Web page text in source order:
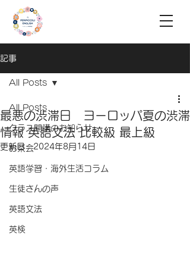
記事
All Posts
クラス開講のお知らせ
お茶会
英語学習・海外生活コラム
生徒さんの声
英語文法
英検
All Posts
最悪の渋滞日 ヨーロッパ夏の渋滞
情報 英語文法 比較級 最上級
更新日：2024年8月14日